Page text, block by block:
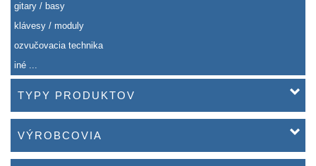
gitary / basy
klávesy / moduly
ozvučovacia technika
iné ...
TYPY PRODUKTOV
VÝROBCOVIA